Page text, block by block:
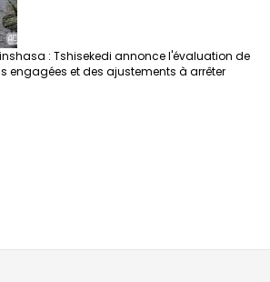
: Tshisekedi annonce l'évaluation de
engagées et des ajustements à arrêter